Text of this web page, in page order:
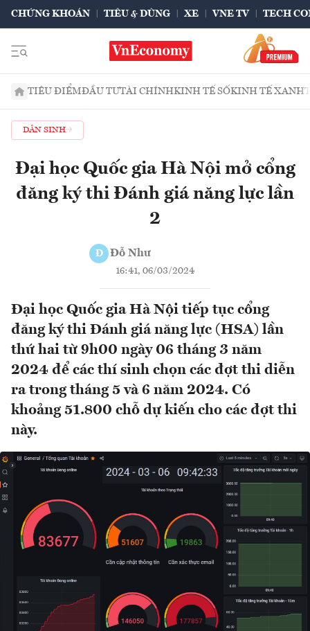
CHỨNG KHOÁN TIÊU & DÙNG XE VNE TV TECH
TIÊU ĐIỂMĐẦU TƯTÀI CHÍNHKINH TẾ SỐKINH TẾ XANH
DÂN SINH
Đại học Quốc gia Hà Nội mở cổng
đăng ký thi Đánh giá năng lực lần
2
Đ Đỗ Như
16:41, 06/03/2024
Đại học Quốc gia Hà Nội tiếp tục cổng
đăng ký thi Đánh giá năng lực (HSA) lần
thứ hai từ 9h00 ngày 06 tháng 3 năm
2024 để các thí sinh chọn các đợt thi diễn
ra trong tháng 5 và 6 năm 2024. Có
khoảng 51.800 chỗ dự kiến cho các đợt thi
này.